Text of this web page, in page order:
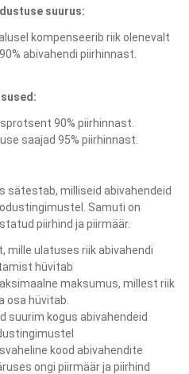
suurus:
kompenseerib riik olenevalt
abivahendi piirhinnast.
90% piirhinnast.
saajad 95% piirhinnast.
milliseid abivahendeid
Samuti on
piirhind ja piirmäär.
mille ulatuses riik abivahendi
hüvitab
maksumus, millest riik
osa hüvitab.
suurim kogus abivahendeid
kood abivahendite
ongi piirmäär ja piirhind